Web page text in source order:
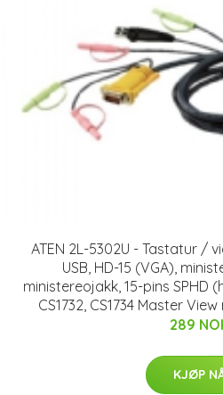
ATEN 2L-5302U - Tastatur /
USB, HD-15 (VGA),
ministereojakk, 15-pins SPHD
CS1732, CS1734 Master View
289
KJØP